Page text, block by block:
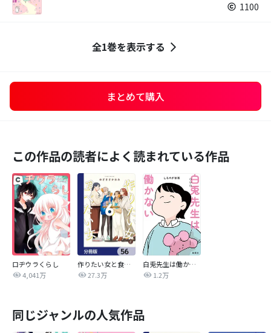
1100
全1巻を表示する
まとめて購入
この作品の読者によく読まれている作品
ロヂウラくらし
4,041万
作りたい女と食べたい女【分冊版】
27.3万
白兎先生は働かない【タテヨミ】
1.2万
同じジャンルの人気作品